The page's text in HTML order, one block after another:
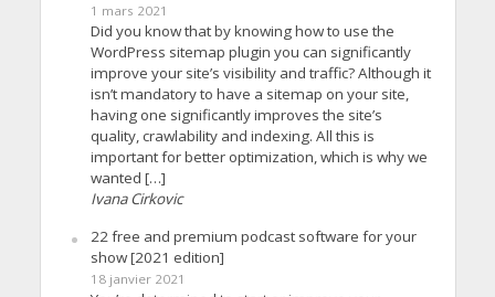
1 mars 2021
Did you know that by knowing how to use the
WordPress sitemap plugin you can significantly
improve your site’s visibility and traffic? Although it
isn’t mandatory to have a sitemap on your site,
having one significantly improves the site’s
quality, crawlability and indexing. All this is
important for better optimization, which is why we
wanted […]
Ivana Cirkovic
22 free and premium podcast software for your
show [2021 edition]
18 janvier 2021